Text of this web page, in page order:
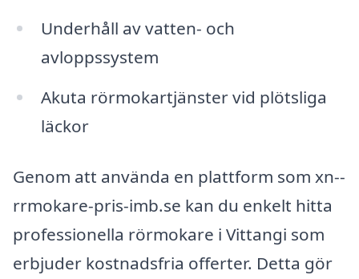
Underhåll av vatten- och
avloppssystem
Akuta rörmokartjänster vid plötsliga
läckor
Genom att använda en plattform som xn--
rrmokare-pris-imb.se kan du enkelt hitta
professionella rörmokare i Vittangi som
erbjuder kostnadsfria offerter. Detta gör